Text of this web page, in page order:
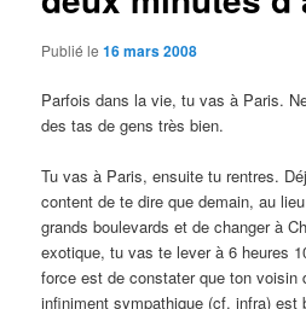
Publié le16 mars 2008
Parfois dans la vie, tu vas à Paris.
des tas de gens très bien.
Tu vas à Paris, ensuite tu rentres.
content de te dire que demain, au
grands boulevards et de changer à
exotique, tu vas te lever à 6 heures
force est de constater que ton voisin
infiniment sympathique (cf. infra) est